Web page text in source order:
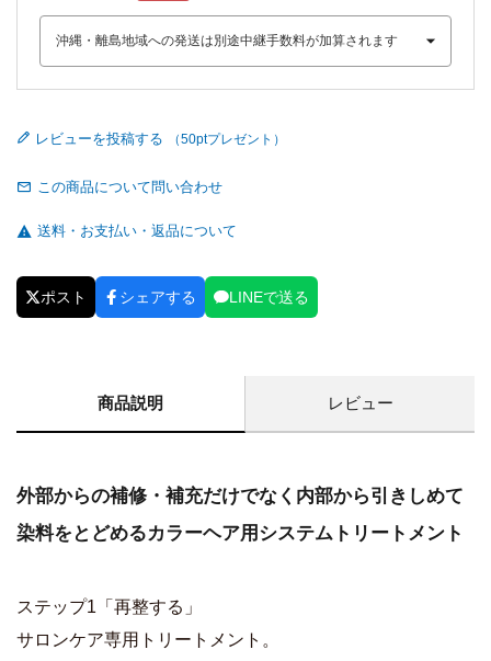
レビューを投稿する
この商品について問い合わせ
送料・お支払い・返品について
ポスト シェアする LINEで送る
商品説明 レビュー
外部からの補修・補充だけでなく内部から引きしめて
染料をとどめるカラーヘア用システムトリートメント
ステップ1「再整する」
サロンケア専用トリートメント。